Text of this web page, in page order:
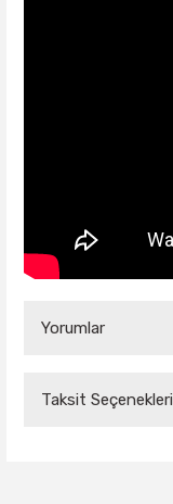
Yorumlar
Taksit Seçenekleri